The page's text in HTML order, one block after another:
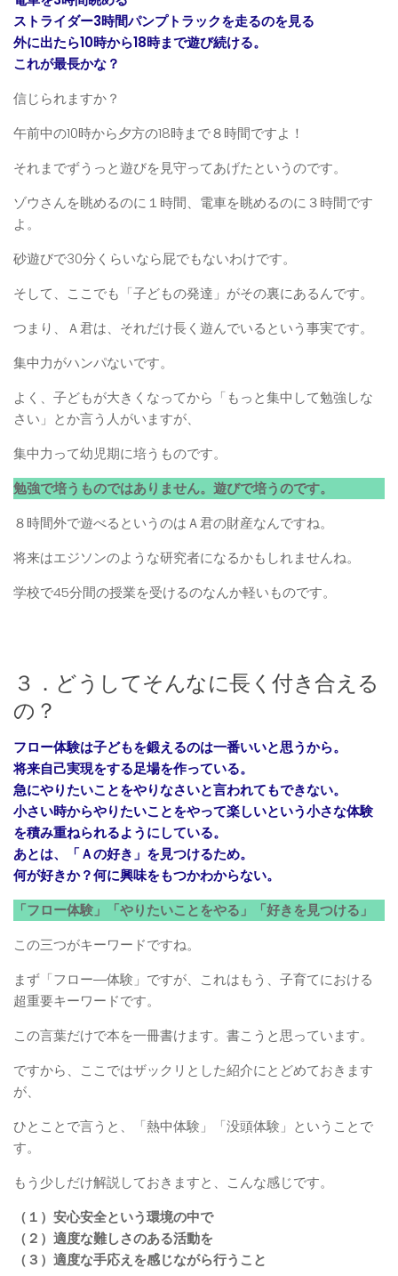
ストライダー3時間パンプトラックを走るのを見る
外に出たら10時から18時まで遊び続ける。
これが最長かな？
信じられますか？
午前中の10時から夕方の18時まで８時間ですよ！
それまでずうっと遊びを見守ってあげたというのです。
ゾウさんを眺めるのに１時間、電車を眺めるのに３時間です
よ。
砂遊びで30分くらいなら屁でもないわけです。
そして、ここでも「子どもの発達」がその裏にあるんです。
つまり、Ａ君は、それだけ長く遊んでいるという事実です。
集中力がハンパないです。
よく、子どもが大きくなってから「もっと集中して勉強しな
さい」とか言う人がいますが、
集中力って幼児期に培うものです。
勉強で培うものではありません。遊びで培うのです。
８時間外で遊べるというのはＡ君の財産なんですね。
将来はエジソンのような研究者になるかもしれませんね。
学校で45分間の授業を受けるのなんか軽いものです。
３．どうしてそんなに長く付き合える
の？
フロー体験は子どもを鍛えるのは一番いいと思うから。
将来自己実現をする足場を作っている。
急にやりたいことをやりなさいと言われてもできない。
小さい時からやりたいことをやって楽しいという小さな体験
を積み重ねられるようにしている。
あとは、「Ａの好き」を見つけるため。
何が好きか？何に興味をもつかわからない。
「フロー体験」「やりたいことをやる」「好きを見つける」
この三つがキーワードですね。
まず「フロー―体験」ですが、これはもう、子育てにおける
超重要キーワードです。
この言葉だけで本を一冊書けます。書こうと思っています。
ですから、ここではザックリとした紹介にとどめておきます
が、
ひとことで言うと、「熱中体験」「没頭体験」ということで
す。
もう少しだけ解説しておきますと、こんな感じです。
（１）安心安全という環境の中で
（２）適度な難しさのある活動を
（３）適度な手応えを感じながら行うこと